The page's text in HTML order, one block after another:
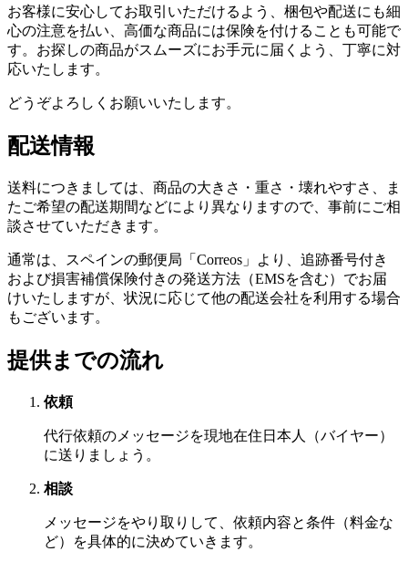
お客様に安心してお取引いただけるよう、梱包や配送にも細
心の注意を払い、高価な商品には保険を付けることも可能で
す。お探しの商品がスムーズにお手元に届くよう、丁寧に対
応いたします。
どうぞよろしくお願いいたします。
配送情報
送料につきましては、商品の大きさ・重さ・壊れやすさ、ま
たご希望の配送期間などにより異なりますので、事前にご相
談させていただきます。
通常は、スペインの郵便局「Correos」より、追跡番号付き
および損害補償保険付きの発送方法（EMSを含む）でお届
けいたしますが、状況に応じて他の配送会社を利用する場合
もございます。
提供までの流れ
依頼
代行依頼のメッセージを現地在住日本人（バイヤー）
に送りましょう。
相談
メッセージをやり取りして、依頼内容と条件（料金な
ど）を具体的に決めていきます。